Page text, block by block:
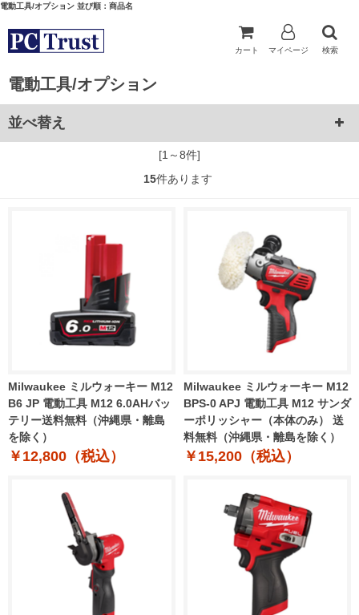
電動工具/オプション 並び順：商品名
カート マイページ 検索
電動工具/オプション
並べ替え
[1～8件]
15件あります
Milwaukee ミルウォーキー M12
B6 JP 電動工具 M12 6.0AHバッ
テリー送料無料（沖縄県・離島
を除く）
￥12,800（税込）
Milwaukee ミルウォーキー M12
BPS-0 APJ 電動工具 M12 サンダ
ーポリッシャー（本体のみ） 送
料無料（沖縄県・離島を除く）
￥15,200（税込）